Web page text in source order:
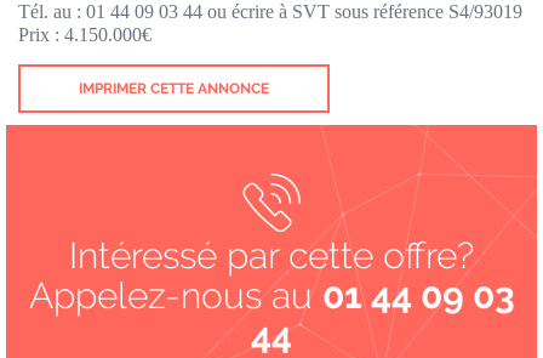
Tél. au : 01 44 09 03 44 ou écrire à SVT sous référence S4/93019
Prix : 4.150.000€
IMPRIMER CETTE ANNONCE
Intéressé par cette offre?
Appelez-nous au01 44 09 03
44